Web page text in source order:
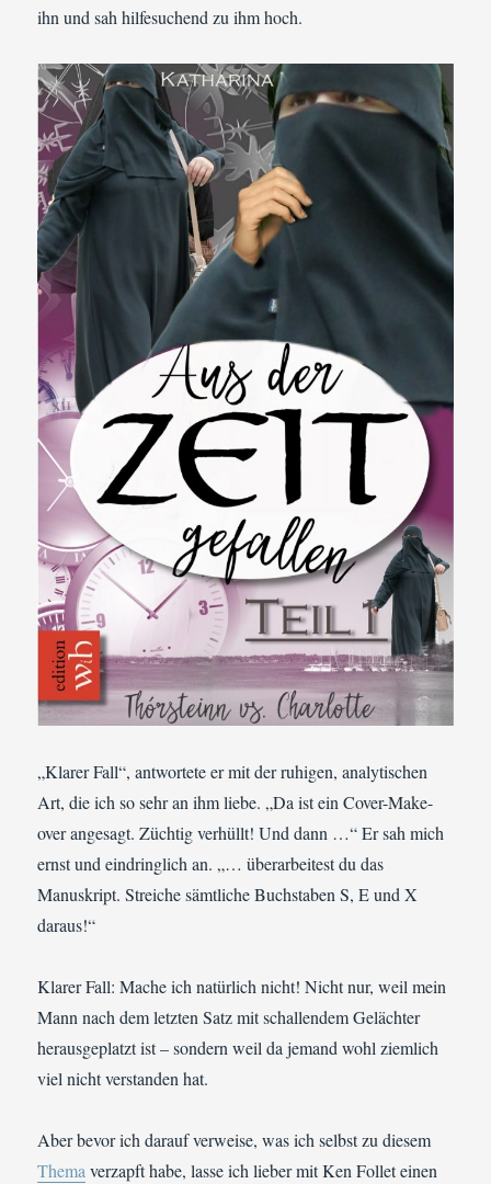
ihn und sah hilfesuchend zu ihm hoch.
„Klarer Fall“, antwortete er mit der ruhigen, analytischen
Art, die ich so sehr an ihm liebe. „Da ist ein Cover-Make-
over angesagt. Züchtig verhüllt! Und dann …“ Er sah mich
ernst und eindringlich an. „… überarbeitest du das
Manuskript. Streiche sämtliche Buchstaben S, E und X
daraus!“
Klarer Fall: Mache ich natürlich nicht! Nicht nur, weil mein
Mann nach dem letzten Satz mit schallendem Gelächter
herausgeplatzt ist – sondern weil da jemand wohl ziemlich
viel nicht verstanden hat.
Aber bevor ich darauf verweise, was ich selbst zu diesem
Thema verzapft habe, lasse ich lieber mit Ken Follet einen